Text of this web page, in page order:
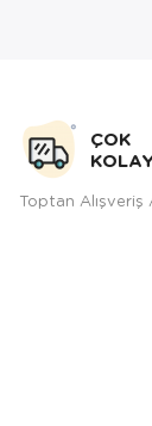
ÇOK
Toptan Alışveriş